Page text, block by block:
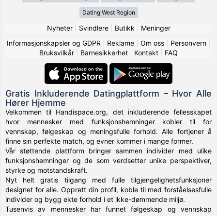
Dating West Region
Nyheter| Svindlere| Butikk
Meninger
Informasjonskapsler og GDPR
Reklame| Om oss| Personvern|
Bruksvilkår
Barnesikkerhet Kontakt FAQ
Gratis Inkluderende Datingplattform – Hvor Alle
Hører Hjemme
Velkommen til Handispace.org, det inkluderende fellesskapet
hvor mennesker med funksjonshemninger kobler til for
vennskap, følgeskap og meningsfulle forhold. Alle fortjener å
finne sin perfekte match, og evner kommer i mange former.
Vår støttende plattform bringer sammen individer med ulike
funksjonshemninger og de som verdsetter unike perspektiver,
styrke og motstandskraft.
Nyt helt gratis tilgang med fulle tilgjengelighetsfunksjoner
designet for alle. Opprett din profil, koble til med forståelsesfulle
individer og bygg ekte forhold i et ikke-dømmende miljø.
Tusenvis av mennesker har funnet følgeskap og vennskap